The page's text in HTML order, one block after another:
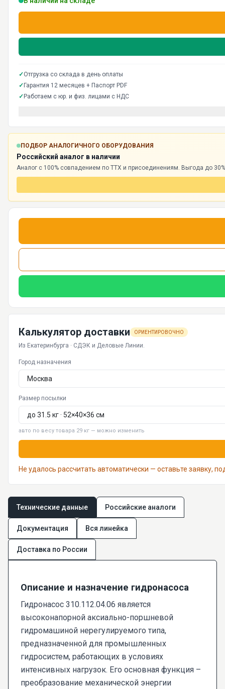
✓Отгрузка со склада в день оплаты
✓ Гарантия 12 месяцев + Паспорт PDF
✓ Работаем с юр. и физ. лицами с НДС
ПОДБОР АНАЛОГИЧНОГО ОБОРУДОВАНИЯ
Российский аналог в наличии
Аналог с 100% совпадением по ТТХ и присоединениям. Выгода до
Калькулятор доставки ОРИЕНТИРОВОЧНО
Из Екатеринбурга · СДЭК и Деловые Линии.
Город назначения
Размер посылки
авто по весу товара 29 кг — можно изменить
Не удалось рассчитать автоматически — оставьте заявку,
Технические данные Российские аналоги
Документация Вся линейка
Доставка по России
Описание и назначение гидронасоса
Гидронасос 310.112.04.06 является
высоконапорной аксиально-поршневой
гидромашиной нерегулируемого типа,
предназначенной для промышленных
гидросистем, работающих в условиях
интенсивных нагрузок. Его основная функция –
преобразование механической энергии